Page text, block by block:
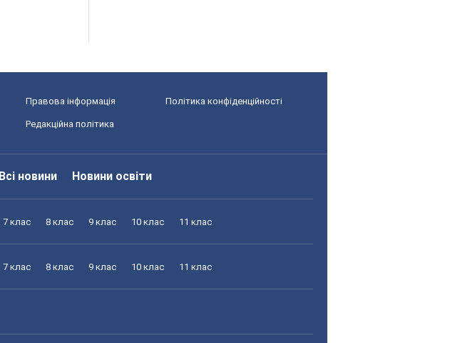
Правова інформація Політика конфіденційності
Редакційна політика
Всі новини Новини освіти
7 клас 8 клас 9 клас 10 клас 11 клас
7 клас 8 клас 9 клас 10 клас 11 клас